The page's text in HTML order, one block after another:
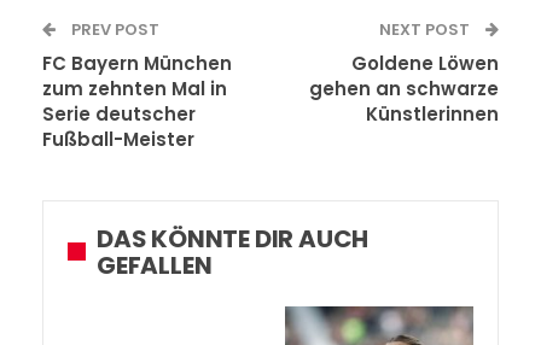
PREV POST
FC Bayern München
zum zehnten Mal in
Serie deutscher
Fußball-Meister
NEXT POST
Goldene Löwen
gehen an schwarze
Künstlerinnen
DAS KÖNNTE DIR AUCH
GEFALLEN